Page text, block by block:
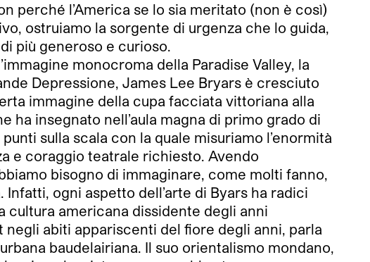
perché l’America se lo sia meritato (non è così)
ostruiamo la sorgente di urgenza che lo guida,
più generoso e curioso.
monocroma della Paradise Valley, la
Depressione, James Lee Bryars è cresciuto
immagine della cupa facciata vittoriana alla
ha insegnato nell’aula magna di primo grado di
sulla scala con la quale misuriamo l’enormità
e coraggio teatrale richiesto. Avendo
bisogno di immaginare, come molti fanno,
ogni aspetto dell’arte di Byars ha radici
cultura americana dissidente degli anni
abiti appariscenti del fiore degli anni, parla
baudelairiana. Il suo orientalismo mondano,